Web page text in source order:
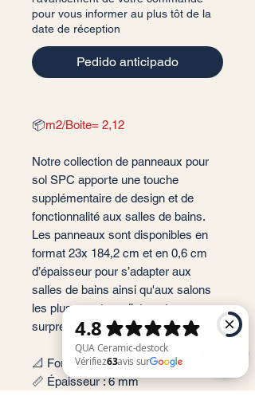
pour vous informer au plus tôt de la
date de réception
Pedido anticipado
📦m2/Boite= 2,12
Notre collection de panneaux pour
sol SPC apporte une touche
supplémentaire de design et de
fonctionnalité aux salles de bains.
Les panneaux sont disponibles en
format 23x 184,2 cm et en 0,6 cm
d’épaisseur pour s’adapter aux
salles de bains ainsi qu'aux salons
les plus avant-gardistes et
surprenantes.
📐 Format: 23x184,2 cm
📏 Épaisseur : 6 mm